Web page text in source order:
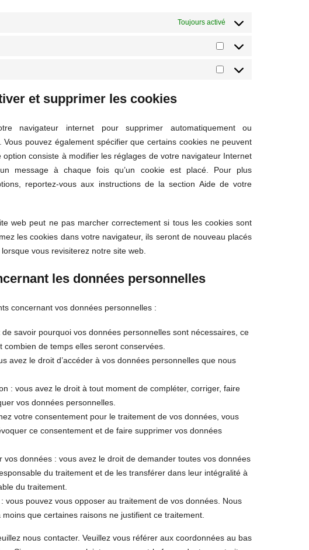
Toujours activé
Statistiques
Marketing
et supprimer les cookies
navigateur internet pour supprimer automatiquement ou
Vous pouvez également spécifier que certains cookies ne peuvent
option consiste à modifier les réglages de votre navigateur Internet
message à chaque fois qu’un cookie est placé. Pour plus
reportez-vous aux instructions de la section Aide de votre
web peut ne pas marcher correctement si tous les cookies sont
les cookies dans votre navigateur, ils seront de nouveau placés
vous revisiterez notre site web.
les données personnelles
concernant vos données personnelles :
de savoir pourquoi vos données personnelles sont nécessaires, ce
combien de temps elles seront conservées.
avez le droit d’accéder à vos données personnelles que nous
: vous avez le droit à tout moment de compléter, corriger, faire
vos données personnelles.
votre consentement pour le traitement de vos données, vous
ce consentement et de faire supprimer vos données
vos données : vous avez le droit de demander toutes vos données
du traitement et de les transférer dans leur intégralité à
du traitement.
: vous pouvez vous opposer au traitement de vos données. Nous
que certaines raisons ne justifient ce traitement.
nous contacter. Veuillez vous référer aux coordonnées au bas